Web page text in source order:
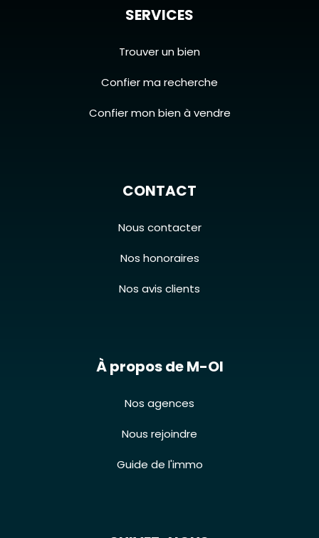
SERVICES
Trouver un bien
Confier ma recherche
Confier mon bien à vendre
CONTACT
Nous contacter
Nos honoraires
Nos avis clients
À propos de M-OI
Nos agences
Nous rejoindre
Guide de l'immo